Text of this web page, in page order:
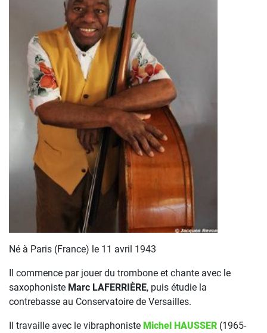
Né à Paris (France) le 11 avril 1943
Il commence par jouer du trombone et chante avec le
saxophoniste Marc LAFERRIÈRE, puis étudie la
contrebasse au Conservatoire de Versailles.
Il travaille avec le vibraphoniste Michel HAUSSER (1965-